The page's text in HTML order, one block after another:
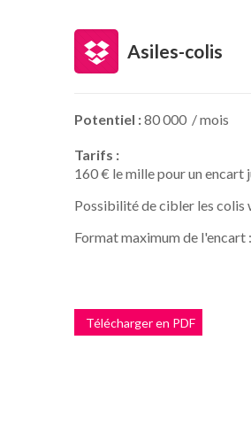
Asiles-colis
Potentiel :80 000 / mois
Tarifs :
160 € le mille pour un encart
Possibilité de cibler les colis
Format maximum de l'encart
Télécharger en PDF